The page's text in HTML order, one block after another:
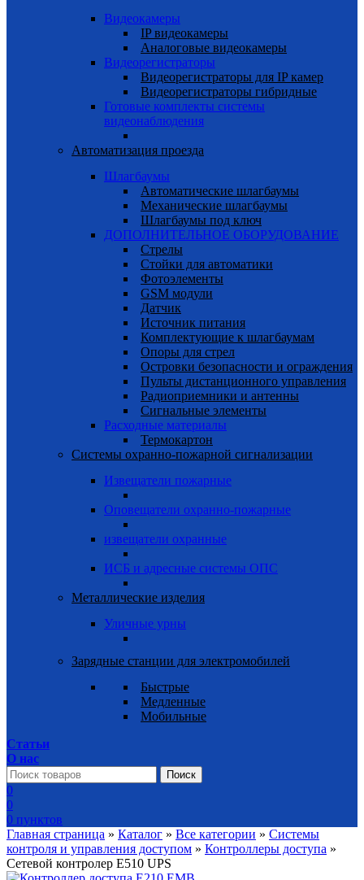
Видеокамеры
IP видеокамеры
Аналоговые видеокамеры
Видеорегистраторы
Видеорегистраторы для IP камер
Видеорегистраторы гибридные
Готовые комплекты системы
видеонаблюдения
Автоматизация проезда
Шлагбаумы
Автоматические шлагбаумы
Механические шлагбаумы
Шлагбаумы под ключ
ДОПОЛНИТЕЛЬНОЕ ОБОРУДОВАНИЕ
Стрелы
Cтойки для автоматики
Фотоэлементы
GSM модули
Датчик
Источник питания
Комплектующие к шлагбаумам
Опоры для стрел
Островки безопасности и ограждения
Пульты дистанционного управления
Радиоприемники и антенны
Сигнальные элементы
Расходные материалы
Термокартон
Системы охранно-пожарной сигнализации
Извещатели пожарные
Оповещатели охранно-пожарные
извещатели охранные
ИСБ и адресные системы ОПС
Металлические изделия
Уличные урны
Зарядные станции для электромобилей
Быстрые
Медленные
Мобильные
Статьи
О нас
Поиск
0
0
0 пунктов
Главная страница » Каталог » Все категории » Системы
контроля и управления доступом » Контроллеры доступа »
Сетевой контролер E510 UPS